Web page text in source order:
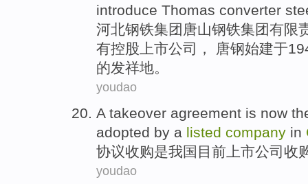
introduce Thomas converter
河北钢铁集团唐山钢铁集团有限
有控股 上市公司 ， 唐钢始建于
的发祥地。
youdao
A takeover agreement is now
adopted by a listed company in
协议收购是我国 目前 上市公司 收
youdao